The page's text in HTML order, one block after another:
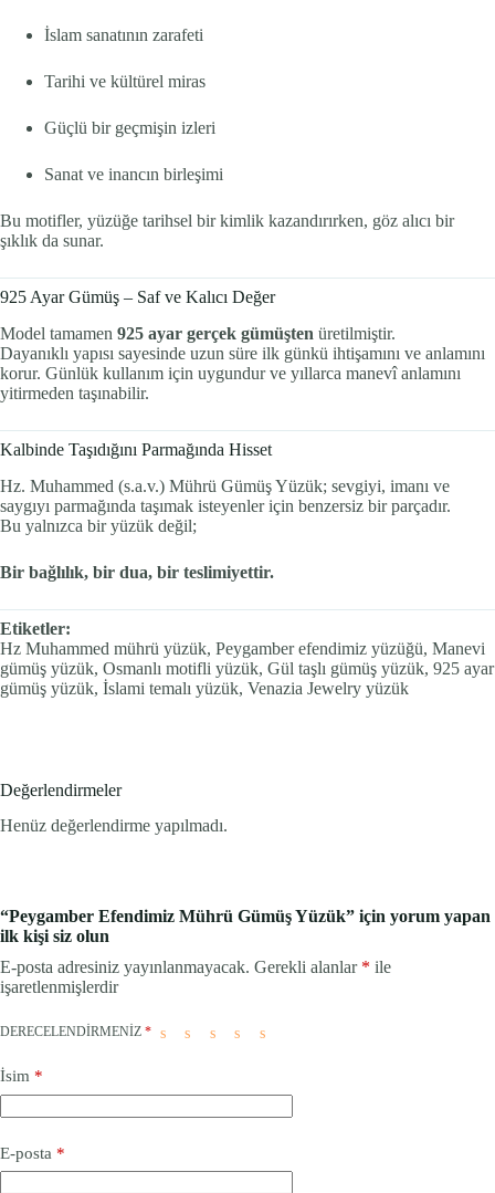
İslam sanatının zarafeti
Tarihi ve kültürel miras
Güçlü bir geçmişin izleri
Sanat ve inancın birleşimi
Bu motifler, yüzüğe tarihsel bir kimlik kazandırırken, göz alıcı bir
şıklık da sunar.
925 Ayar Gümüş – Saf ve Kalıcı Değer
Model tamamen 925 ayar gerçek gümüşten üretilmiştir.
Dayanıklı yapısı sayesinde uzun süre ilk günkü ihtişamını ve anlamını
korur. Günlük kullanım için uygundur ve yıllarca manevî anlamını
yitirmeden taşınabilir.
Kalbinde Taşıdığını Parmağında Hisset
Hz. Muhammed (s.a.v.) Mührü Gümüş Yüzük; sevgiyi, imanı ve
saygıyı parmağında taşımak isteyenler için benzersiz bir parçadır.
Bu yalnızca bir yüzük değil;
Bir bağlılık, bir dua, bir teslimiyettir.
Etiketler:
Hz Muhammed mührü yüzük, Peygamber efendimiz yüzüğü, Manevi
gümüş yüzük, Osmanlı motifli yüzük, Gül taşlı gümüş yüzük, 925 ayar
gümüş yüzük, İslami temalı yüzük, Venazia Jewelry yüzük
Değerlendirmeler
Henüz değerlendirme yapılmadı.
“Peygamber Efendimiz Mührü Gümüş Yüzük” için yorum yapan
ilk kişi siz olun
E-posta adresiniz yayınlanmayacak. Gerekli alanlar * ile
işaretlenmişlerdir
DERECELENDIRMENIZ *
İsim *
E-posta *